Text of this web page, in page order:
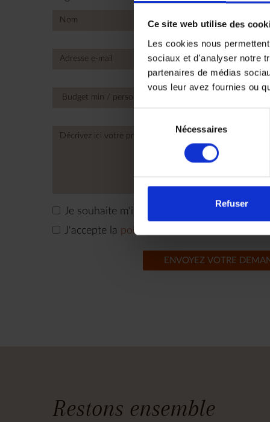
Ce site web utilise des
Les cookies nous
sociaux et d'analyser notre
partenaires de médias
vous leur avez fournies ou
consentement
Nécessaires
Refuser
+1
Je souhaite m'inscrire à la newsletter
J'accepte la politique de confidentialité
ENVOYEZ VOTRE
Restons ensemble